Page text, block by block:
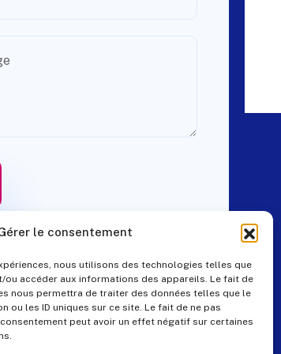
le consentement
nous utilisons des technologies telles que
accéder aux informations des appareils. Le fait de
nous permettra de traiter des données telles que le
ou les ID uniques sur ce site. Le fait de ne pas
peut avoir un effet négatif sur certaines
Contact